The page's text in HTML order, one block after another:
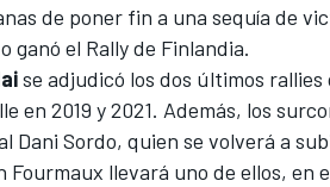
de poner fin a una sequía de
ganó el Rally de Finlandia.
se adjudicó los dos últimos rallies
en 2019 y 2021. Además, los
Dani Sordo, quien se volverá a
Fourmaux llevará uno de ellos, en